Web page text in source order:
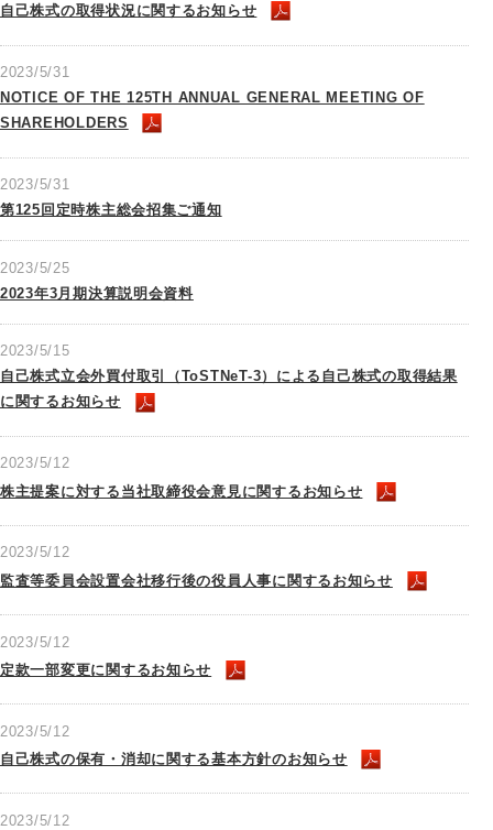
自己株式の取得状況に関するお知らせ
2023/5/31
NOTICE OF THE 125TH ANNUAL GENERAL MEETING OF
SHAREHOLDERS
2023/5/31
第125回定時株主総会招集ご通知
2023/5/25
2023年3月期決算説明会資料
2023/5/15
自己株式立会外買付取引（ToSTNeT-3）による自己株式の取得結果
に関するお知らせ
2023/5/12
株主提案に対する当社取締役会意見に関するお知らせ
2023/5/12
監査等委員会設置会社移行後の役員人事に関するお知らせ
2023/5/12
定款一部変更に関するお知らせ
2023/5/12
自己株式の保有・消却に関する基本方針のお知らせ
2023/5/12